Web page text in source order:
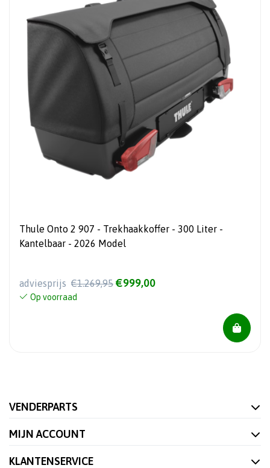
Thule Onto 2 907 - Trekhaakkoffer - 300 Liter -
Kantelbaar - 2026 Model
adviesprijs €1.269,95 €999,00
Op voorraad
VENDERPARTS
MIJN ACCOUNT
KLANTENSERVICE